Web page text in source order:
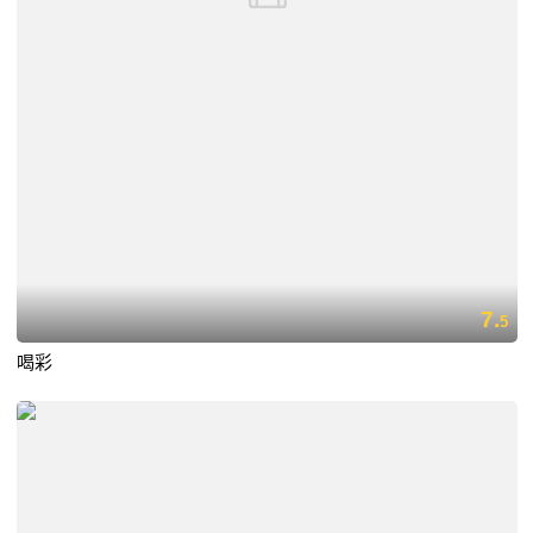
7.5
喝彩